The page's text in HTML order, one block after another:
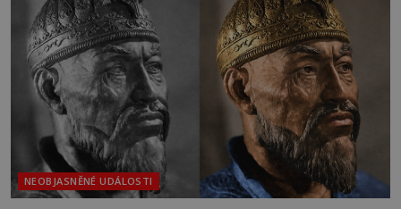
mezi vůdce protihusitského boje. Za manželku má
skutečně jistou
NEOBJASNĚNÉ UDÁLOSTI